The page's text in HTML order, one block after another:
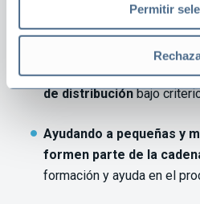
Permitir
tecnológico y la
empresa.
Innovando a lo largo de
de distribuciónbajo
Ayudando a pequeñas y
formen parte de la
formación y ayuda en el